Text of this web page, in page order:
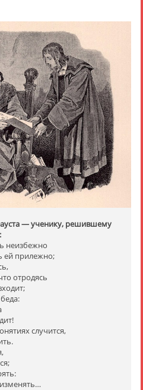
— ученику, решившему
неизбежно
ей прилежно;
отродясь
случится,